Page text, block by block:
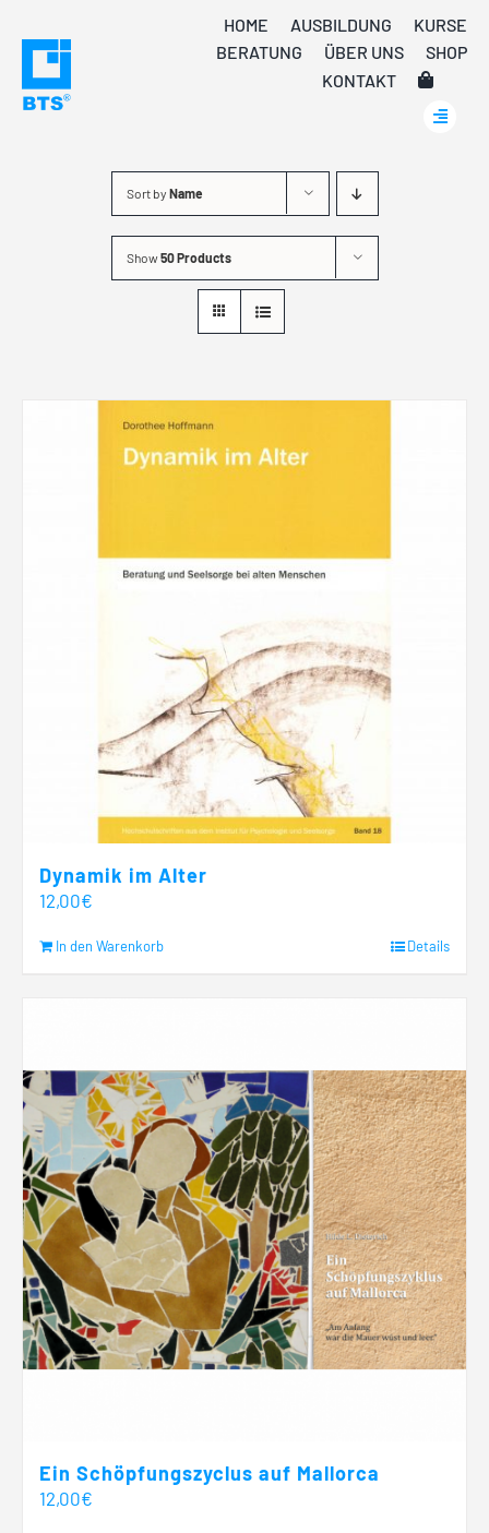
content
HOME AUSBILDUNG
KURSE
BERATUNG
ÜBER UNS
SHOP
KONTAKT
Sort by Name
Show50 Products
Dynamik im Alter
12,00€
In den Warenkorb Details
Ein Schöpfungszyclus auf Mallorca
12,00€